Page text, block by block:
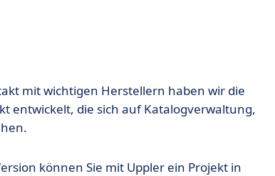
mit wichtigen Herstellern haben wir die
entwickelt, die sich auf Katalogverwaltung,
können Sie mit Uppler ein Projekt in